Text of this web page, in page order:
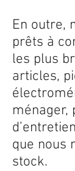
En outre,
prêts à
les plus
articles,
ménager,
que nous
stock.